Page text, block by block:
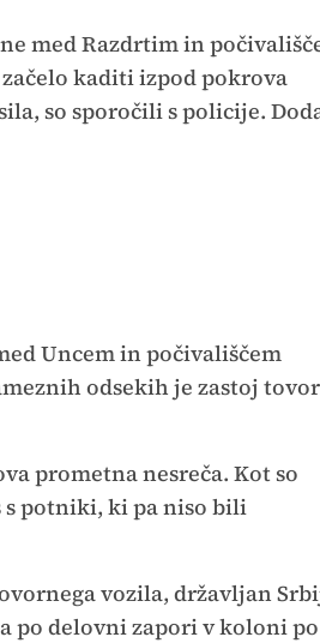
med Razdrtim in
kaditi izpod pokrova
so sporočili s policije.
Uncem in počivališčem
odsekih je zastoj
prometna nesreča. Kot so
s potniki, ki pa niso bili
vozila, državljan
po delovni zapori v koloni po